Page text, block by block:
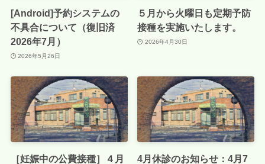
[Android]予約システムの
不具合について（復旧済
2026年7月）
2026年5月26日
５月から火曜日も定期予防
接種を実施いたします。
2026年4月30日
［妊娠中の公費接種］４月 4月休診のお知らせ：4月7